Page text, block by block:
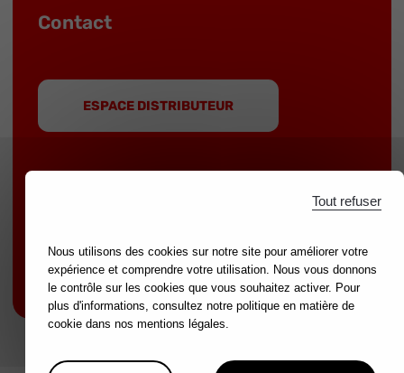
Contact
ESPACE DISTRIBUTEUR
Marques partenaires : mondelin.fr-leborgne.fr
Mentions légales
Nous utilisons des cookies sur notre site pour améliorer votre
expérience et comprendre votre utilisation. Nous vous donnons
le contrôle sur les cookies que vous souhaitez activer. Pour
plus d'informations, consultez notre politique en matière de
cookie dans nos mentions légales.
Tout refuser